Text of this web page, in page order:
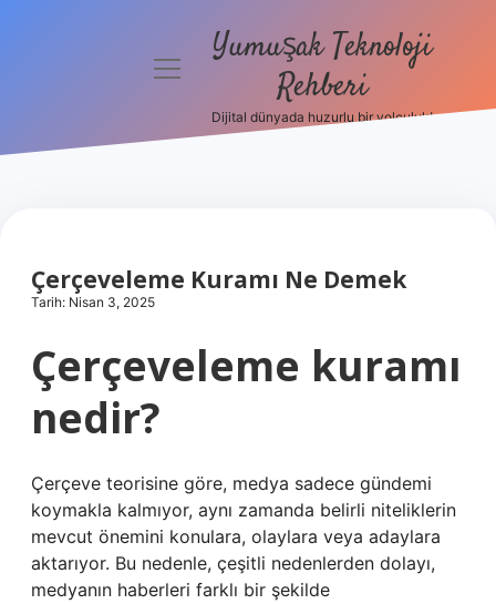
menüyüYumuşak Teknoloji
Rehberi
Dijital dünyada huzurlu bir yolculuk!
Çerçeveleme Kuramı Ne Demek
Tarih: Nisan 3, 2025
Çerçeveleme kuramı
nedir?
Çerçeve teorisine göre, medya sadece gündemi
koymakla kalmıyor, aynı zamanda belirli niteliklerin
mevcut önemini konulara, olaylara veya adaylara
aktarıyor. Bu nedenle, çeşitli nedenlerden dolayı,
medyanın haberleri farklı bir şekilde